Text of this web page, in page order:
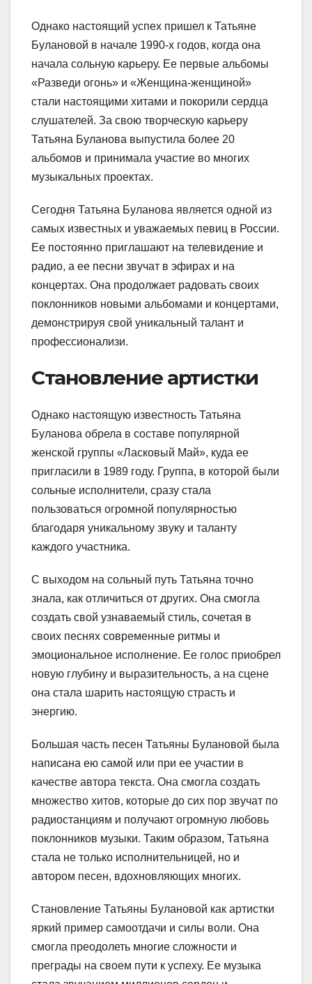
Однако настоящий успех пришел к Татьяне
Булановой в начале 1990-х годов, когда она
начала сольную карьеру. Ее первые альбомы
«Разведи огонь» и «Женщина-женщиной»
стали настоящими хитами и покорили сердца
слушателей. За свою творческую карьеру
Татьяна Буланова выпустила более 20
альбомов и принимала участие во многих
музыкальных проектах.
Сегодня Татьяна Буланова является одной из
самых известных и уважаемых певиц в России.
Ее постоянно приглашают на телевидение и
радио, а ее песни звучат в эфирах и на
концертах. Она продолжает радовать своих
поклонников новыми альбомами и концертами,
демонстрируя свой уникальный талант и
профессионализи.
Становление артистки
Однако настоящую известность Татьяна
Буланова обрела в составе популярной
женской группы «Ласковый Май», куда ее
пригласили в 1989 году. Группа, в которой были
сольные исполнители, сразу стала
пользоваться огромной популярностью
благодаря уникальному звуку и таланту
каждого участника.
С выходом на сольный путь Татьяна точно
знала, как отличиться от других. Она смогла
создать свой узнаваемый стиль, сочетая в
своих песнях современные ритмы и
эмоциональное исполнение. Ее голос приобрел
новую глубину и выразительность, а на сцене
она стала шарить настоящую страсть и
энергию.
Большая часть песен Татьяны Булановой была
написана ею самой или при ее участии в
качестве автора текста. Она смогла создать
множество хитов, которые до сих пор звучат по
радиостанциям и получают огромную любовь
поклонников музыки. Таким образом, Татьяна
стала не только исполнительницей, но и
автором песен, вдохновляющих многих.
Становление Татьяны Булановой как артистки
яркий пример самоотдачи и силы воли. Она
смогла преодолеть многие сложности и
преграды на своем пути к успеху. Ее музыка